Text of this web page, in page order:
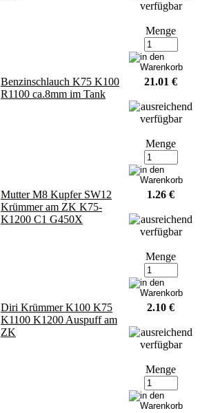
Menge
Benzinschlauch K75 K100
R1100 ca.8mm im Tank
21.01 €
Menge
Mutter M8 Kupfer SW12
Krümmer am ZK K75-
K1200 C1 G450X
1.26 €
Menge
Diri Krümmer K100 K75
K1100 K1200 Auspuff am
ZK
2.10 €
Menge